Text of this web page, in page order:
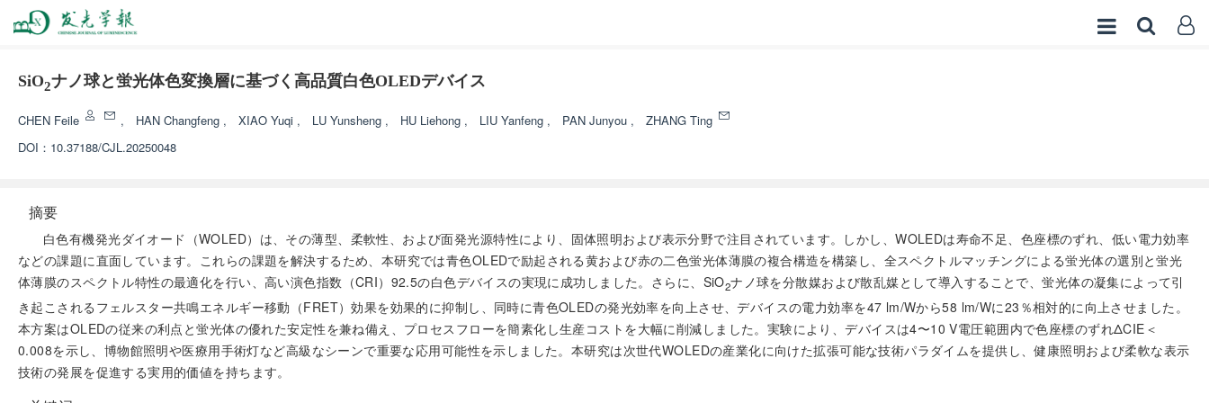
SiO2ナノ球と蛍光体色変換層に基づく高品質白色OLEDデバイス
CHEN Feile , HAN Changfeng , XIAO Yuqi , LU Yunsheng , HU Liehong , LIU Yanfeng , PAN Junyou ,
ZHANG Ting
DOI： 10.37188/CJL.20250048
摘要
白色有機発光ダイオード（WOLED）は、その薄型、柔軟性、および面発光源特性により、固体照明および表示分野で注目されています。しかし、WOLEDは寿命不足、色座標のずれ、低い電力効率
などの課題に直面しています。これらの課題を解決するため、本研究では青色OLEDで励起される黄および赤の二色蛍光体薄膜の複合構造を構築し、全スペクトルマッチングによる蛍光体の選別と蛍光
体薄膜のスペクトル特性の最適化を行い、高い演色指数（CRI）92.5の白色デバイスの実現に成功しました。さらに、SiO2ナノ球を分散媒および散乱媒として導入することで、蛍光体の凝集によって引
き起こされるフェルスター共鳴エネルギー移動（FRET）効果を効果的に抑制し、同時に青色OLEDの発光効率を向上させ、デバイスの電力効率を47 lm/Wから58 lm/Wに23％相対的に向上させました。
本方案はOLEDの従来の利点と蛍光体の優れた安定性を兼ね備え、プロセスフローを簡素化し生産コストを大幅に削減しました。実験により、デバイスは4〜10 V電圧範囲内で色座標のずれΔCIE＜
0.008を示し、博物館照明や医療用手術灯など高級なシーンで重要な応用可能性を示しました。本研究は次世代WOLEDの産業化に向けた拡張可能な技術パラダイムを提供し、健康照明および柔軟な表示
技術の発展を促進する実用的価値を持ちます。